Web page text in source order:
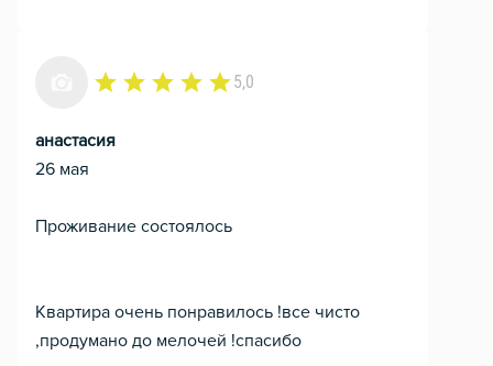
5,0
анастасия
26 мая
Проживание состоялось
Квартира очень понравилось !все чисто
,продумано до мелочей !спасибо